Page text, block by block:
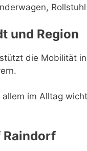
und Region
die Mobilität
allem im Alltag
Raindorf